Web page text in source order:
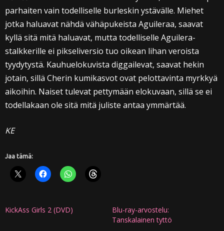
parhaiten vain todelliselle burleskin ystävälle. Miehet
jotka haluavat nähdä vähäpukeista Aguileraa, saavat
kyllä sitä mitä haluavat, mutta todelliselle Aguilera-
stalkkerille ei pikseliversio tuo oikean lihan veroista
tyydytystä. Kauhuelokuvista diggailevat, saavat hekin
jotain, sillä Cherin kumikasvot ovat pelottavinta myrkkyä
aikoihin. Naiset tulevat pettymään elokuvaan, sillä se ei
todellakaan ole sitä mitä juliste antaa ymmärtää.
KE
Jaa tämä:
KickAss Girls 2 (DVD)
Blu-ray-arvostelu:
Tanskalainen tyttö